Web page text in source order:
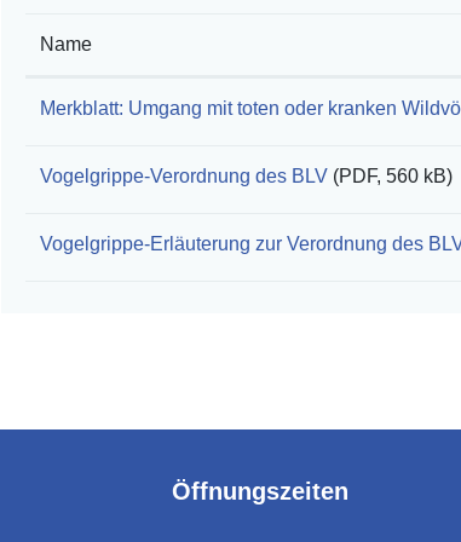
Name
Merkblatt: Umgang mit toten oder kranken
Vogelgrippe-Verordnung des BLV (PDF, 560 kB)
Vogelgrippe-Erläuterung zur Verordnung des
Öffnungszeiten